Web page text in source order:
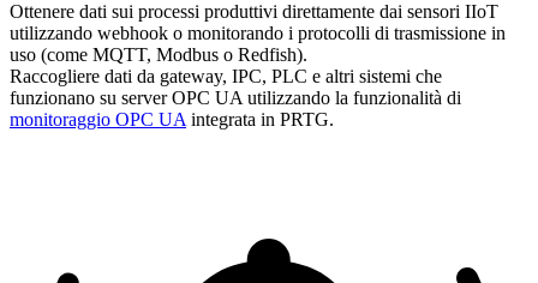
Ottenere dati sui processi produttivi direttamente dai sensori IIoT
utilizzando webhook o monitorando i protocolli di trasmissione in
uso (come MQTT, Modbus o Redfish).
Raccogliere dati da gateway, IPC, PLC e altri sistemi che
funzionano su server OPC UA utilizzando la funzionalità di
monitoraggio OPC UAintegrata in PRTG.